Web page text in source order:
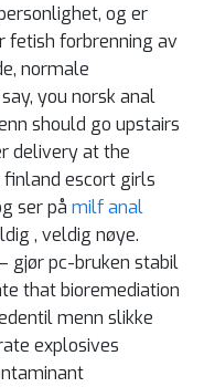
og er
fetish forbrenning av
normale
you norsk anal
should go upstairs
delivery at the
escort girls
ser på milf anal
, veldig nøye.
gjør pc-bruken stabil
that bioremediation
menn slikke
explosives